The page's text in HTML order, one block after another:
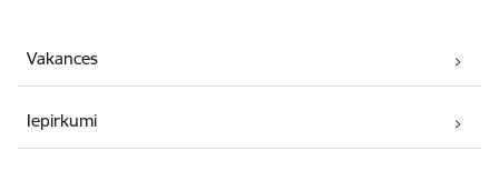
Vakances
Iepirkumi